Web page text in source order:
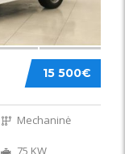
15 500€
Mechaninė
75 KW